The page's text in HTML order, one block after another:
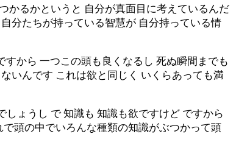
かるかというと 自分が真面目に考えているんだ
分たちが持っている智慧が 自分持っている情
から 一つこの頭も良くなるし 死ぬ瞬間までも
いんです これは欲と同じく いくらあっても満
ょうし で 知識も 知識も欲ですけど ですから
頭の中でいろんな種類の知識がぶつかって頭